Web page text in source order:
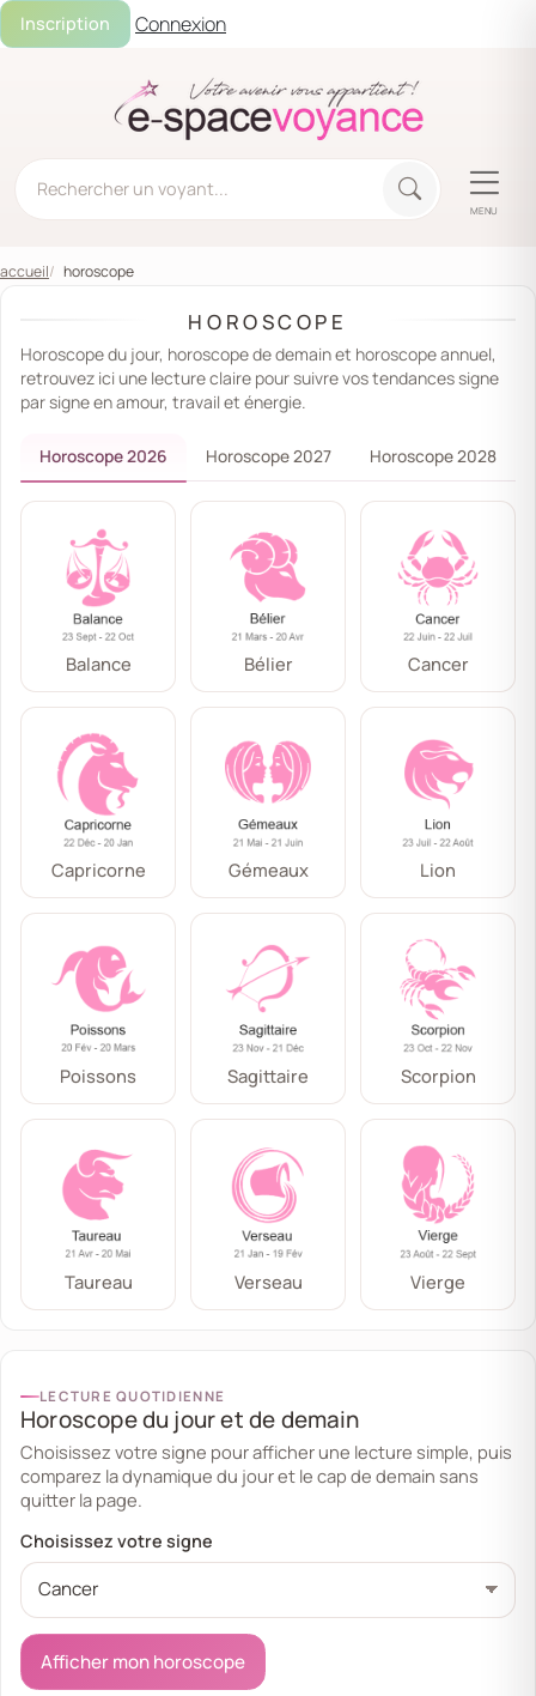
Inscription Connexion
MENU
accueil horoscope
HOROSCOPE
Horoscope du jour, horoscope de demain et horoscope annuel,
retrouvez ici une lecture claire pour suivre vos tendances signe
par signe en amour, travail et énergie.
Horoscope 2026 Horoscope 2027 Horoscope 2028
Balance Bélier Cancer
Capricorne Gémeaux Lion
Poissons Sagittaire Scorpion
Taureau Verseau Vierge
LECTURE QUOTIDIENNE
Horoscope du jour et de demain
Choisissez votre signe pour afficher une lecture simple, puis
comparez la dynamique du jour et le cap de demain sans
quitter la page.
Choisissez votre signe
Afficher mon horoscope